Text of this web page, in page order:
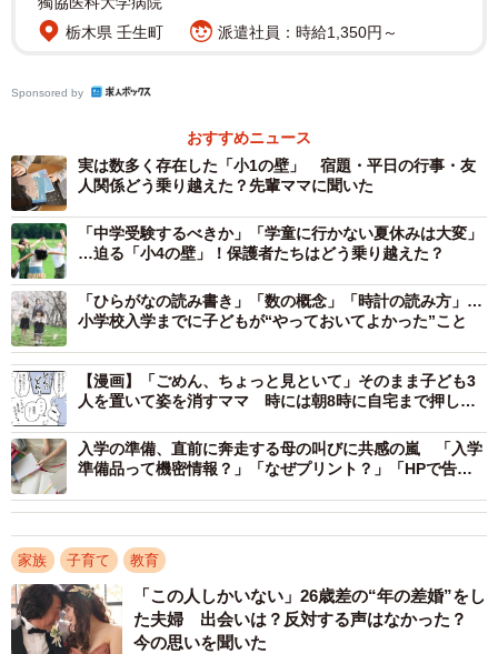
業も遅く、子どもたちもほとんど毎日延長保育。延長して
も主人に迎えに行ってもらうことも多かったですね。
▽働き方を考えたきっかけ、タイミングは？
子どもも戸惑うであろう大きな環境の変化となる「就学」
に合わせ、子どもがいる時間はなるべく家にいてサポート
してあげたいと思うようになったからです。
▽働き方を変える際、どう動いた？
上の子が年長の10月ごろから、直属の上司と相談を重ね、
在宅になると具体的にどんな仕事内容、契約内容になるか
などをしっかり決めてもらいました。すでに在宅にしてい
る先輩ママがしっかり流れを作っていてくれたおかげでも
あると思っています。
▽現在は？
週3日在宅、週2日出社（と言っても、午後の打ち合わせに
ので、正直給料はグッと下がりましたが、子どもと関われ
る時間が増えました。また時期を見て、働き方を考えてい
こうと思っています。
栃木県 壬生町
派遣社員：時給1,350円～
Sponsored by
おすすめニュース
実は数多く存在した「小1の壁」 宿題・平日の行事・友
人関係どう乗り越えた？先輩ママに聞いた
「中学受験するべきか」「学童に行かない夏休みは大変」
…迫る「小4の壁」！保護者たちはどう乗り越えた？
「ひらがなの読み書き」「数の概念」「時計の読み方」…
小学校入学までに子どもが“やっておいてよかった”こと
【漫画】「ごめん、ちょっと見といて」そのまま子ども3
人を置いて姿を消すママ 時には朝8時に自宅まで押しか
入学の準備、直前に奔走する母の叫びに共感の嵐 「入学
準備品って機密情報？」「なぜプリント？」「HPで告知
家族 子育て 教育
「この人しかいない」26歳差の“年の差婚”をし
た夫婦 出会いは？反対する声はなかった？
今の思いを聞いた